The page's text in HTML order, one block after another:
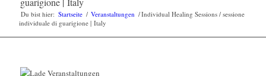
Du bist hier: Startseite / Veranstaltungen /Individual Healing Sessions / sessione
individuale di guarigione | Italy